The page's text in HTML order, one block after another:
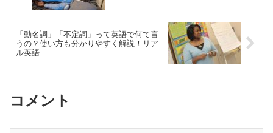
「動名詞」「不定詞」って英語で何て言
うの？使い方も分かりやすく解説！リア
ル英語
コメント